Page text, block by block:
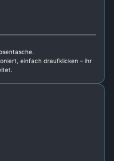
einfach draufklicken – ihr